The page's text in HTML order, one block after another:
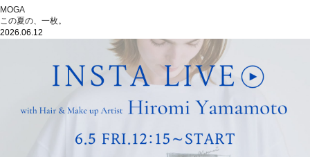
MOGA
この夏の、一枚。
2026.06.12